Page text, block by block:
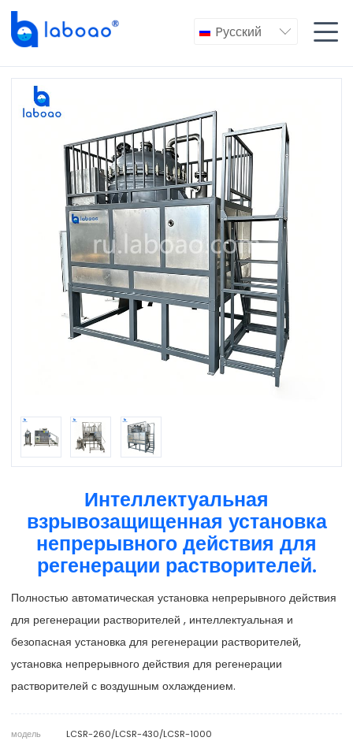
Pусский  
Интеллектуальная
взрывозащищенная установка
непрерывного действия для
регенерации растворителей.
Полностью автоматическая установка непрерывного действия
для регенерации растворителей , интеллектуальная и
безопасная установка для регенерации растворителей,
установка непрерывного действия для регенерации
растворителей с воздушным охлаждением.
модель
LCSR-260/LCSR-430/LCSR-1000